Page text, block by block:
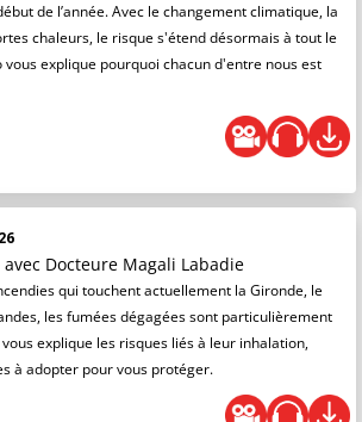
de l’année. Avec le changement climatique, la
chaleurs, le risque s'étend désormais à tout le
vous explique pourquoi chacun d'entre nous est
avec Docteure Magali Labadie
qui touchent actuellement la Gironde, le
les fumées dégagées sont particulièrement
explique les risques liés à leur inhalation,
à adopter pour vous protéger.